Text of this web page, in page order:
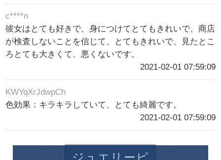
c****n
彼女はとても好きで、身につけてとてもきれいで、商店
が検査しないことを信じて、とてもきれいで、見たとこ
ろとても大きくて、悪くないです。
2021-02-01 07:59:09
KWYqXrJdwpCh
色効果：キラキラしていて、とても綺麗です。
2021-02-01 07:59:09
ジュエリーピ